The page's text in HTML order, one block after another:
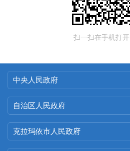
扫一扫在手机打
中央人民政府
自治区人民政府
克拉玛依市人民政府